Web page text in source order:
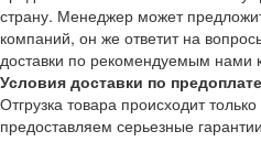
страну. Менеджер может
компаний, он же ответит на
доставки по рекомендуемым нами
Условия доставки по
Отгрузка товара происходит
предоставляем серьезные